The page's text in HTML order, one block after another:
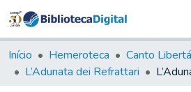
&
Coleções
Tudo na
Início Hemeroteca
L’Adunata dei Refrattari